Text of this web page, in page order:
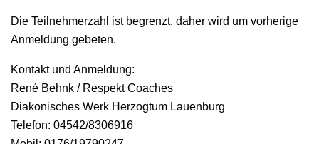
Die Teilnehmerzahl ist begrenzt, daher wird um vorherige
Anmeldung gebeten.
Kontakt und Anmeldung:
René Behnk / Respekt Coaches
Diakonisches Werk Herzogtum Lauenburg
Telefon: 04542/8306916